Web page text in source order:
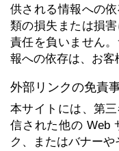
供される情報への
類の損失または損
責任を負いません
報への依存は、お客
外部リンクの免責
本サイトには、第
信された他の Web
ク、またはバナー